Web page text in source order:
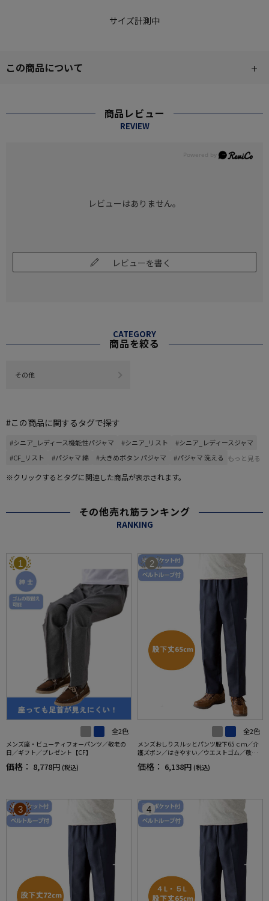
サイズ計測中
この商品について
商品レビュー
REVIEW
レビューはありません。
レビューを書く
CATEGORY
商品を絞る
その他
#この商品に関するタグで探す
#シニア_レディース機能性パジャマ #シニア_リスト
#シニア_レディースジャマ
#CF_リスト
#パジャマ 綿 #大きめボタン パジャマ #パジャマ 洗える もっと見る
※クリックするとタグに関連した商品が表示されます。
その他売れ筋ランキング
RANKING
1
全2色
メンズ座・ビューティフォーパンツ／敬老の
日／ギフト／プレゼント【CF】
価格： 8,778円 (税込)
2
全2色
メンズおしりスルッとパンツ股下65ｃｍ／介
護ズボン／はきやすい／ウエストゴム／敬老
の日／ギフト／プレゼント【CF】
価格： 6,138円 (税込)
3 4